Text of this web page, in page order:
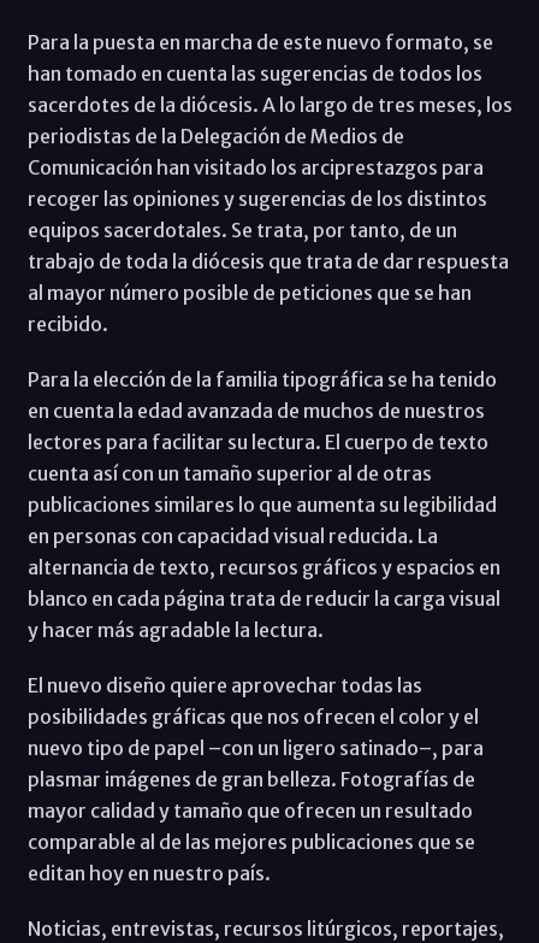
Para la puesta en marcha de este nuevo formato, se
han tomado en cuenta las sugerencias de todos los
sacerdotes de la diócesis. A lo largo de tres meses, los
periodistas de la Delegación de Medios de
Comunicación han visitado los arciprestazgos para
recoger las opiniones y sugerencias de los distintos
equipos sacerdotales. Se trata, por tanto, de un
trabajo de toda la diócesis que trata de dar respuesta
al mayor número posible de peticiones que se han
recibido.
Para la elección de la familia tipográfica se ha tenido
en cuenta la edad avanzada de muchos de nuestros
lectores para facilitar su lectura. El cuerpo de texto
cuenta así con un tamaño superior al de otras
publicaciones similares lo que aumenta su legibilidad
en personas con capacidad visual reducida. La
alternancia de texto, recursos gráficos y espacios en
blanco en cada página trata de reducir la carga visual
y hacer más agradable la lectura.
El nuevo diseño quiere aprovechar todas las
posibilidades gráficas que nos ofrecen el color y el
nuevo tipo de papel –con un ligero satinado–, para
plasmar imágenes de gran belleza. Fotografías de
mayor calidad y tamaño que ofrecen un resultado
comparable al de las mejores publicaciones que se
editan hoy en nuestro país.
Noticias, entrevistas, recursos litúrgicos, reportajes,